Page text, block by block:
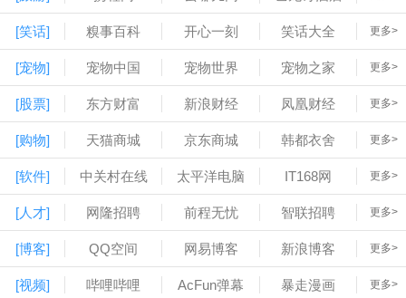
[笑话] 糗事百科 开心一刻 笑话大全 更多>
[宠物] 宠物中国 宠物世界 宠物之家 更多>
[股票] 东方财富 新浪财经 凤凰财经 更多>
[购物] 天猫商城 京东商城 韩都衣舍 更多>
[软件] 中关村在线 太平洋电脑 IT168网 更多>
[人才] 网隆招聘 前程无忧 智联招聘 更多>
[博客] QQ空间 网易博客 新浪博客 更多>
[视频] 哔哩哔哩 AcFun弹幕 暴走漫画 更多>